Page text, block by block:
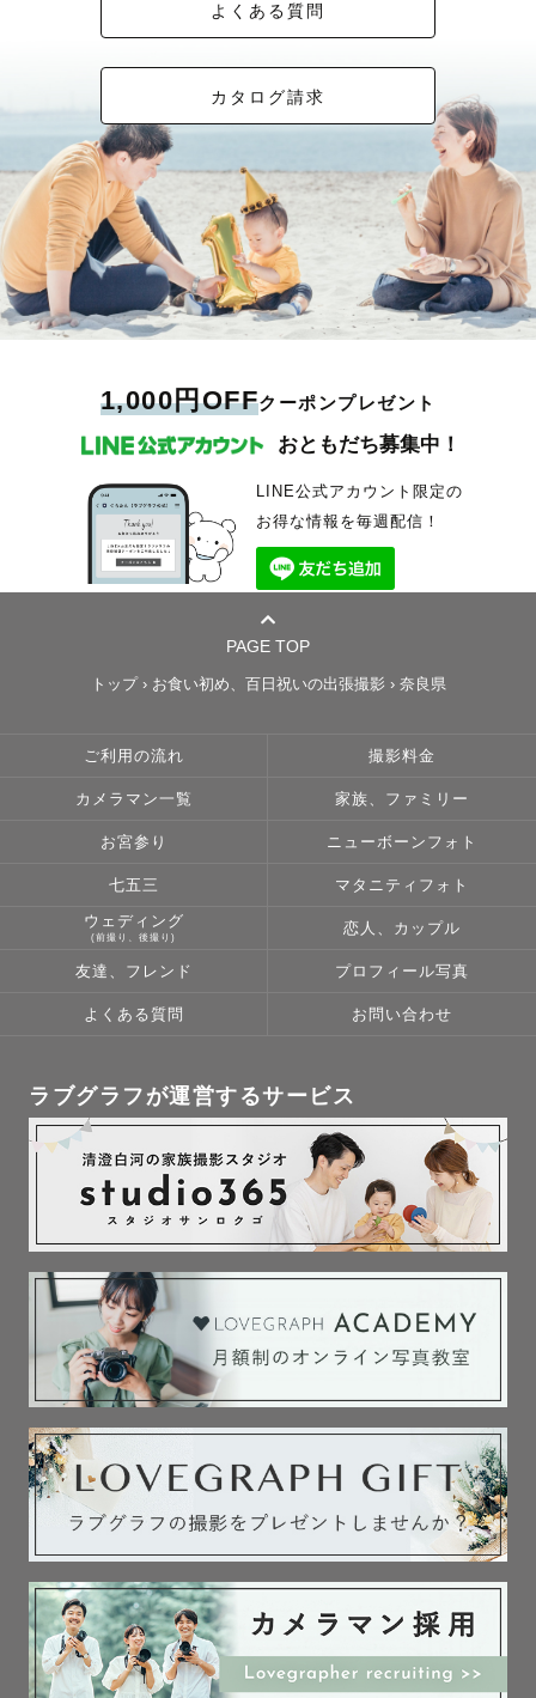
よくある質問
カタログ請求
1,000円OFFクーポンプレゼント
おともだち募集中！
LINE公式アカウント限定の
お得な情報を毎週配信！
PAGE TOP
トップ› お食い初め、百日祝いの出張撮影 › 奈良県
ご利用の流れ 撮影料金
カメラマン一覧 家族、ファミリー
お宮参り ニューボーンフォト
七五三 マタニティフォト
ウェディング
(前撮り、後撮り)
恋人、カップル
友達、フレンド プロフィール写真
よくある質問 お問い合わせ
ラブグラフが運営するサービス